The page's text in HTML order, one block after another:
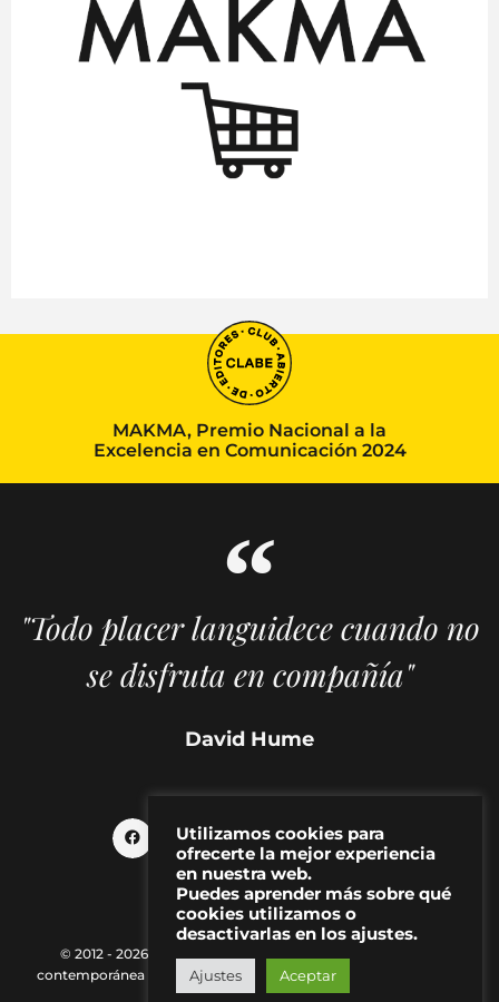
MAKMA, Premio Nacional a la
Excelencia en Comunicación 2024
"Todo placer languidece cuando no
se disfruta en compañía"
David Hume
© 2012 - 2026 MAKMA | Revista de artes visuales y cultura
contemporánea |
Política de Privacidad|Aviso Legal
Utilizamos cookies para
ofrecerte la mejor experiencia
en nuestra web.
Puedes aprender más sobre qué
cookies utilizamos o
desactivarlas en los ajustes.
Ajustes Aceptar